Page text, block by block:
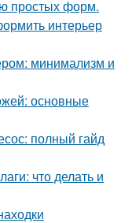
простых форм.
интерьер
минимализм и
основные
полный гайд
что делать и